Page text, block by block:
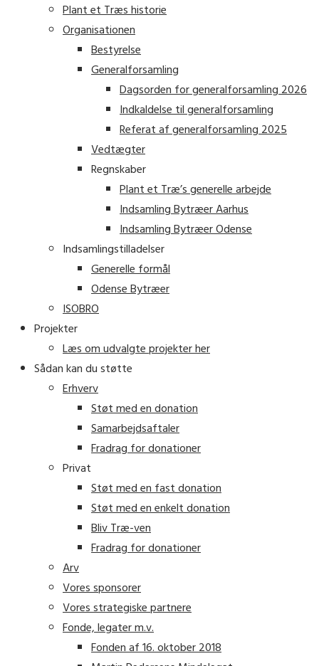
Plant et Træs historie
Organisationen
Bestyrelse
Generalforsamling
Dagsorden for generalforsamling 2026
Indkaldelse til generalforsamling
Referat af generalforsamling 2025
Vedtægter
Regnskaber
Plant et Træ’s generelle arbejde
Indsamling Bytræer Aarhus
Indsamling Bytræer Odense
Indsamlingstilladelser
Generelle formål
Odense Bytræer
ISOBRO
Projekter
Læs om udvalgte projekter her
Sådan kan du støtte
Erhverv
Støt med en donation
Samarbejdsaftaler
Fradrag for donationer
Privat
Støt med en fast donation
Støt med en enkelt donation
Bliv Træ-ven
Fradrag for donationer
Arv
Vores sponsorer
Vores strategiske partnere
Fonde, legater m.v.
Fonden af 16. oktober 2018